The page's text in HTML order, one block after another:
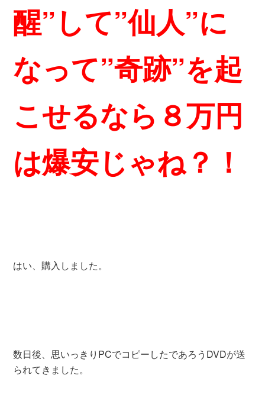
醒”して”仙人”に
なって”奇跡”を起
こせるなら ８万円
は爆安じゃね？！
はい、購入しました。
数日後、思いっきりPCでコピーしたであろうDVDが送
られてきました。